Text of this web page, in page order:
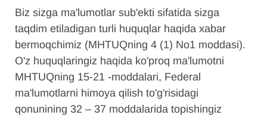
Biz sizga ma'lumotlar sub'ekti sifatida sizga
taqdim etiladigan turli huquqlar haqida xabar
bermoqchimiz (MHTUQning 4 (1) No1 moddasi).
O'z huquqlaringiz haqida ko'proq ma'lumotni
MHTUQning 15-21 -moddalari, Federal
ma'lumotlarni himoya qilish to'g'risidagi
qonunining 32 – 37 moddalarida topishingiz